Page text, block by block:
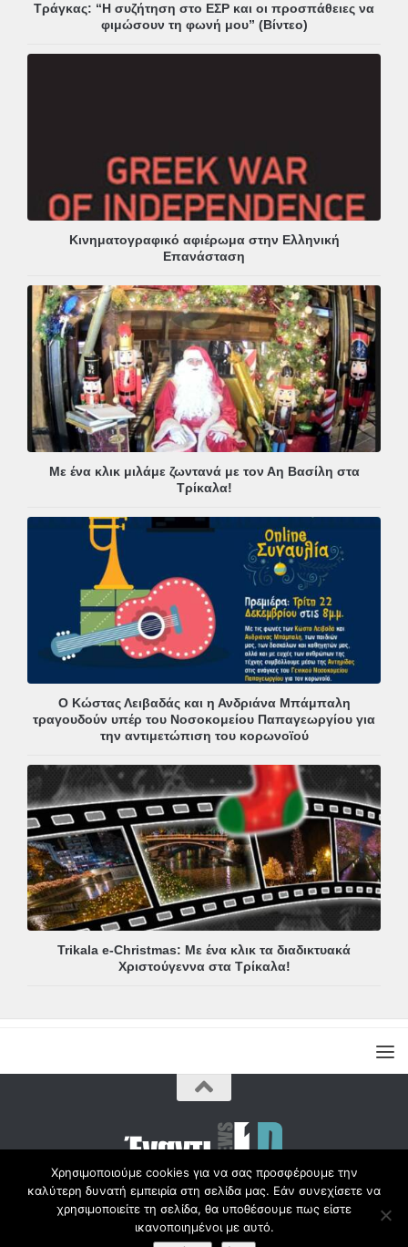
Τράγκας: “Η συζήτηση στο ΕΣΡ και οι προσπάθειες να
φιμώσουν τη φωνή μου” (Βίντεο)
Κινηματογραφικό αφιέρωμα στην Ελληνική
Επανάσταση
Με ένα κλικ μιλάμε ζωντανά με τον Αη Βασίλη στα
Τρίκαλα!
Ο Κώστας Λειβαδάς και η Ανδριάνα Μπάμπαλη
τραγουδούν υπέρ του Νοσοκομείου Παπαγεωργίου για
την αντιμετώπιση του κορωνοϊού
Trikala e-Christmas: Με ένα κλικ τα διαδικτυακά
Χριστούγεννα στα Τρίκαλα!
Copyright © Radio1d.gr 2012-2017 |
Χρησιμοποιούμε cookies για να σας προσφέρουμε την
καλύτερη δυνατή εμπειρία στη σελίδα μας. Εάν συνεχίσετε να
χρησιμοποιείτε τη σελίδα, θα υποθέσουμε πως είστε
ικανοποιημένοι με αυτό.